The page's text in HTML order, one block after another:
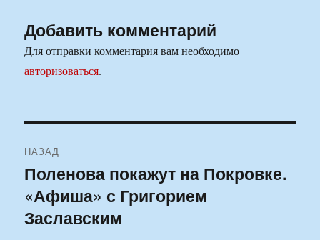
Добавить комментарий
Для отправки комментария вам необходимо
авторизоваться.
по
записям
НАЗАД
Предыдущая
запись:
Поленова покажут на Покровке.
«Афиша» с Григорием
Заславским